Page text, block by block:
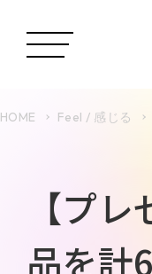
HOME Feel / 感じる
【プ
品を計